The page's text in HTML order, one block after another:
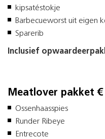
kipsatéstokje
Barbecueworst uit eigen
Sparerib
Inclusief
Meatlover pakket €
Ossenhaasspies
Runder Ribeye
Entrecote